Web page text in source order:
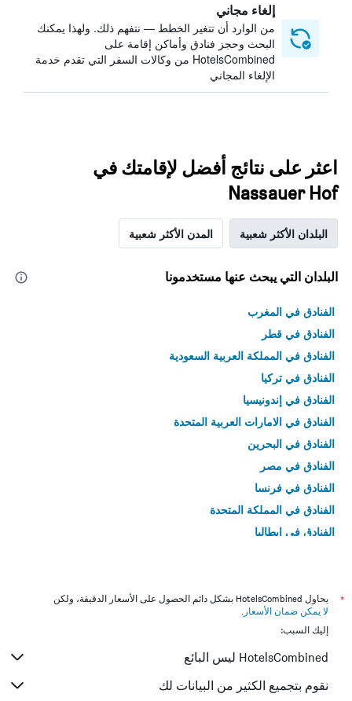
إلغاء مجاني
من الوارد أن تتغير الخطط — نتفهم ذلك. ولهذا يمكنك
البحث وحجز فنادق وأماكن إقامة على
HotelsCombined من وكالات السفر التي تقدم خدمة
الإلغاء المجاني
اعثر على نتائج أفضل لإقامتك في
Nassauer Hof
البلدان الأكثر شعبية المدن الأكثر شعبية
البلدان التي يبحث عنها مستخدمونا
الفنادق في المغرب
الفنادق في قطر
الفنادق في المملكة العربية السعودية
الفنادق في تركيا
الفنادق في إندونيسيا
الفنادق في الامارات العربية المتحدة
الفنادق في البحرين
الفنادق في مصر
الفنادق في فرنسا
الفنادق في المملكة المتحدة
الفنادق في إيطاليا
*
يحاول HotelsCombined بشكل دائم الحصول على الأسعار الدقيقة، ولكن
لا يمكن ضمان الأسعار .
إليك السبب:
HotelsCombined ليس البائع
نقوم بتجميع الكثير من البيانات لك